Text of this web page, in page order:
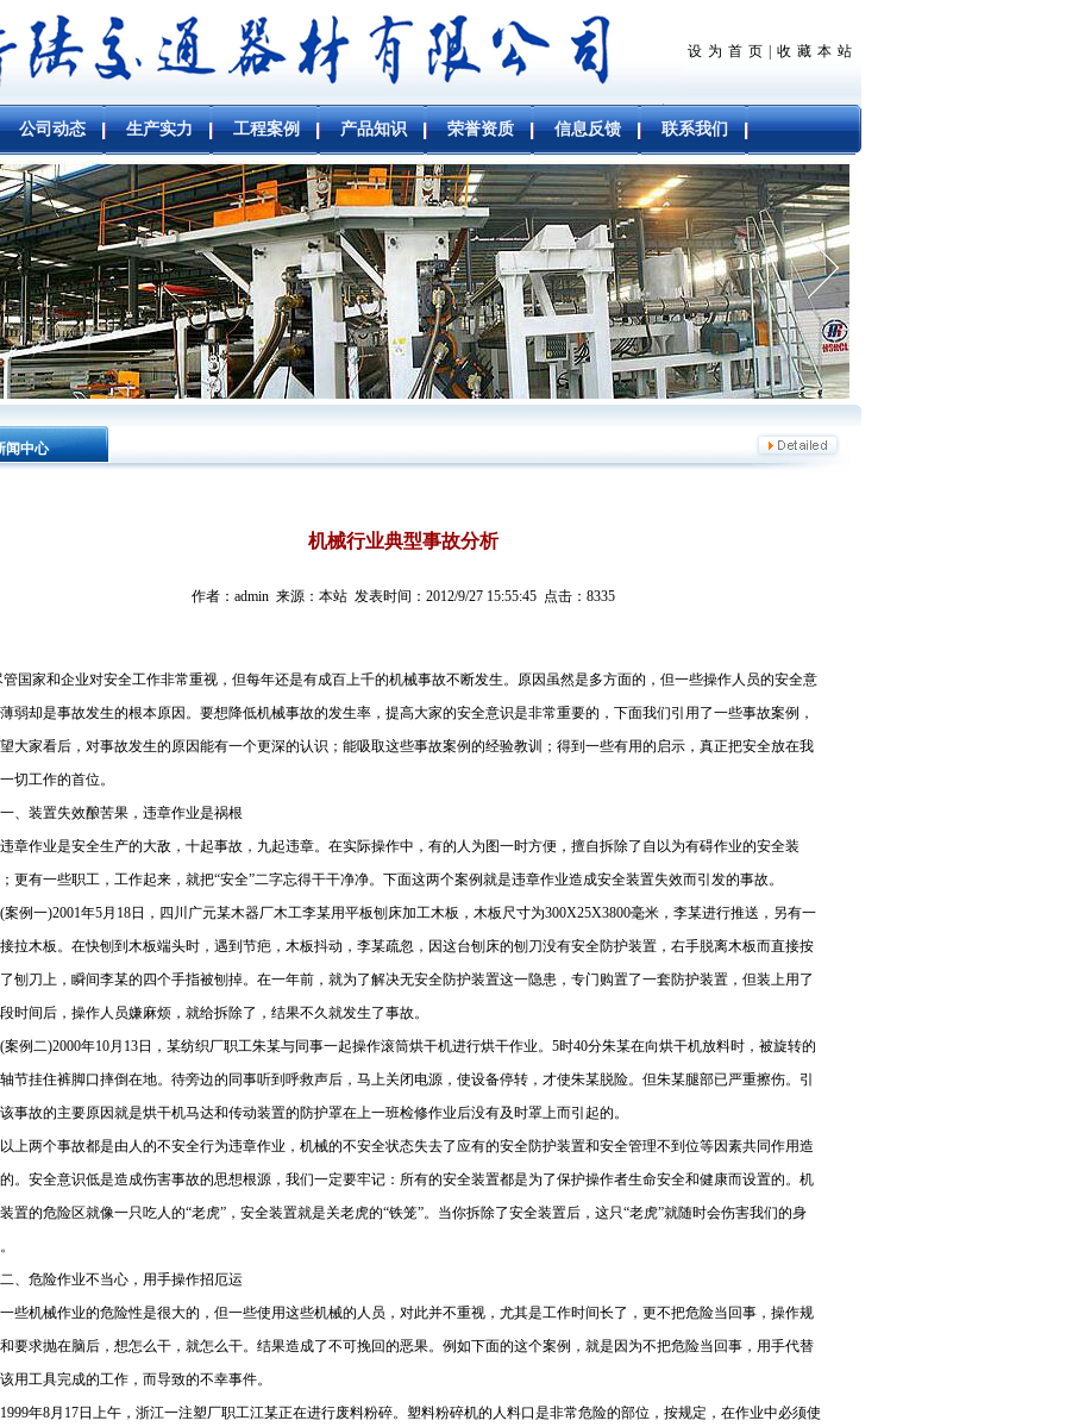
设为首页 收藏本站
公司动态 生产实力 工程案例 产品知识 荣誉资质 信息反馈 联系我们
闻中心
机械行业典型事故分析
作者：admin 来源：本站 发表时间：2012/9/27 15:55:45 点击：8335
管国家和企业对安全工作非常重视，但每年还是有成百上千的机械事故不断发生。原因虽然是多方面的，但一些操作人员的安全意
弱却是事故发生的根本原因。要想降低机械事故的发生率，提高大家的安全意识是非常重要的，下面我们引用了一些事故案例，
大家看后，对事故发生的原因能有一个更深的认识；能吸取这些事故案例的经验教训；得到一些有用的启示，真正把安全放在我
切工作的首位。
、装置失效酿苦果，违章作业是祸根
章作业是安全生产的大敌，十起事故，九起违章。在实际操作中，有的人为图一时方便，擅自拆除了自以为有碍作业的安全装
更有一些职工，工作起来，就把“安全”二字忘得干干净净。下面这两个案例就是违章作业造成安全装置失效而引发的事故。
例一)2001年5月18日，四川广元某木器厂木工李某用平板刨床加工木板，木板尺寸为300X25X3800毫米，李某进行推送，另有一
拉木板。在快刨到木板端头时，遇到节疤，木板抖动，李某疏忽，因这台刨床的刨刀没有安全防护装置，右手脱离木板而直接按
刨刀上，瞬间李某的四个手指被刨掉。在一年前，就为了解决无安全防护装置这一隐患，专门购置了一套防护装置，但装上用了
时间后，操作人员嫌麻烦，就给拆除了，结果不久就发生了事故。
例二)2000年10月13日，某纺织厂职工朱某与同事一起操作滚筒烘干机进行烘干作业。5时40分朱某在向烘干机放料时，被旋转的
节挂住裤脚口摔倒在地。待旁边的同事听到呼救声后，马上关闭电源，使设备停转，才使朱某脱险。但朱某腿部已严重擦伤。引
事故的主要原因就是烘干机马达和传动装置的防护罩在上一班检修作业后没有及时罩上而引起的。
上两个事故都是由人的不安全行为违章作业，机械的不安全状态失去了应有的安全防护装置和安全管理不到位等因素共同作用造
。安全意识低是造成伤害事故的思想根源，我们一定要牢记：所有的安全装置都是为了保护操作者生命安全和健康而设置的。机
置的危险区就像一只吃人的“老虎”，安全装置就是关老虎的“铁笼”。当你拆除了安全装置后，这只“老虎”就随时会伤害我们的身
、危险作业不当心，用手操作招厄运
些机械作业的危险性是很大的，但一些使用这些机械的人员，对此并不重视，尤其是工作时间长了，更不把危险当回事，操作规
要求抛在脑后，想怎么干，就怎么干。结果造成了不可挽回的恶果。例如下面的这个案例，就是因为不把危险当回事，用手代替
用工具完成的工作，而导致的不幸事件。
年8月17日上午，浙江一注塑厂职工江某正在进行废料粉碎。塑料粉碎机的人料口是非常危险的部位，按规定，在作业中必须使